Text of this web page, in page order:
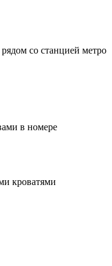
в номере
кроватями